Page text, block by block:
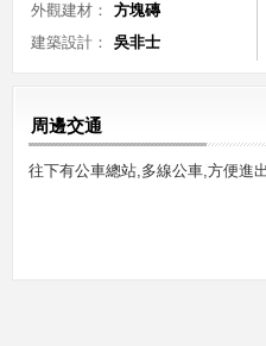
外觀建材： 方塊磚
建築設計：
吳非士
周邊交通
往下有公車總站,多線公車,方便進